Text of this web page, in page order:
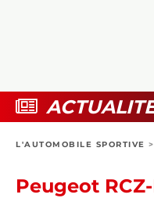
BOUTIQUE
L'AUTOMOBILE SPORTIVE >
Peugeot